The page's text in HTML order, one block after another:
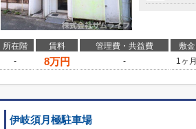
所在階 賃料 管理費・共益費 敷金
-
8万円 - 1ヶ月
伊岐須月極駐車場